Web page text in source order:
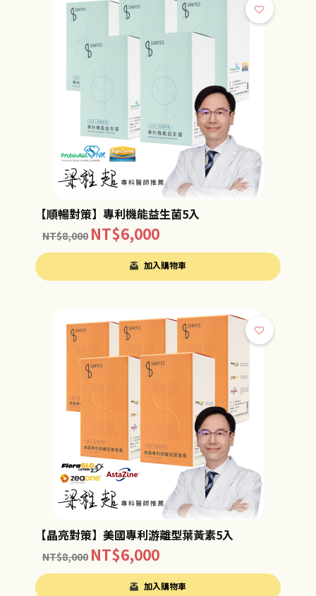
【順暢對策】專利機能益生菌5入
NT$8,000 NT$6,000
加入購物車
【晶亮對策】美國專利游離型葉黃素5入
NT$8,000 NT$6,000
加入購物車